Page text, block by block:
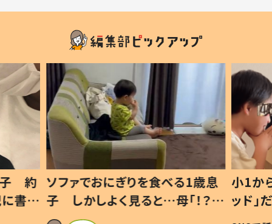
歳息
？」
小1から不登校、息子は「ギフテ
ッド」だった 父が“ウチ給食”を
作り続ける理由とは #令和の親
ひ孫
が、抱
「涙